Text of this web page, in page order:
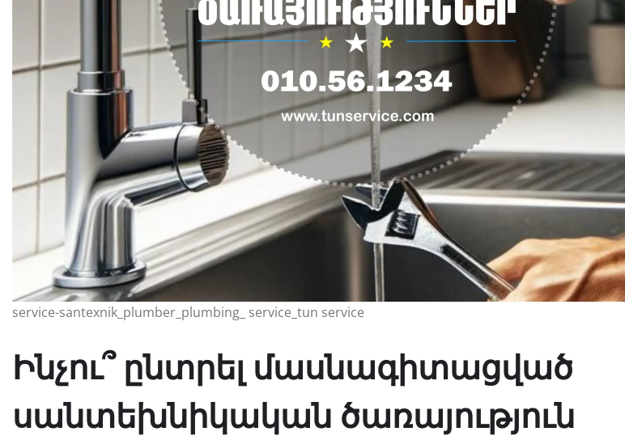
service-santexnik_plumber_plumbing_ service_tun service
Ինչու՞ ընտրել մասնագիտացված
սանտեխնիկական ծառայություն